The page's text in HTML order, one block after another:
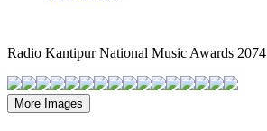
Radio Kantipur National Music Awards 2074
More Images